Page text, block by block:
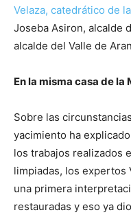
Velaza, catedrático de
Joseba Asiron, alcalde
alcalde del Valle de
En la misma casa de la
Sobre las
yacimiento ha
los trabajos realizados
limpiadas, los expertos
una primera
restauradas y eso ya